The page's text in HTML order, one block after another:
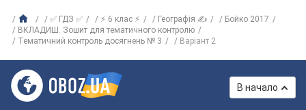
✅ ГДЗ ✅ ⚡ 6 клас ⚡ Географія ✍
Бойко 2017
ВКЛАДИШ. Зошит для тематичного контролю
Тематичний контроль досягнень № 3
Варіант 2
В начало